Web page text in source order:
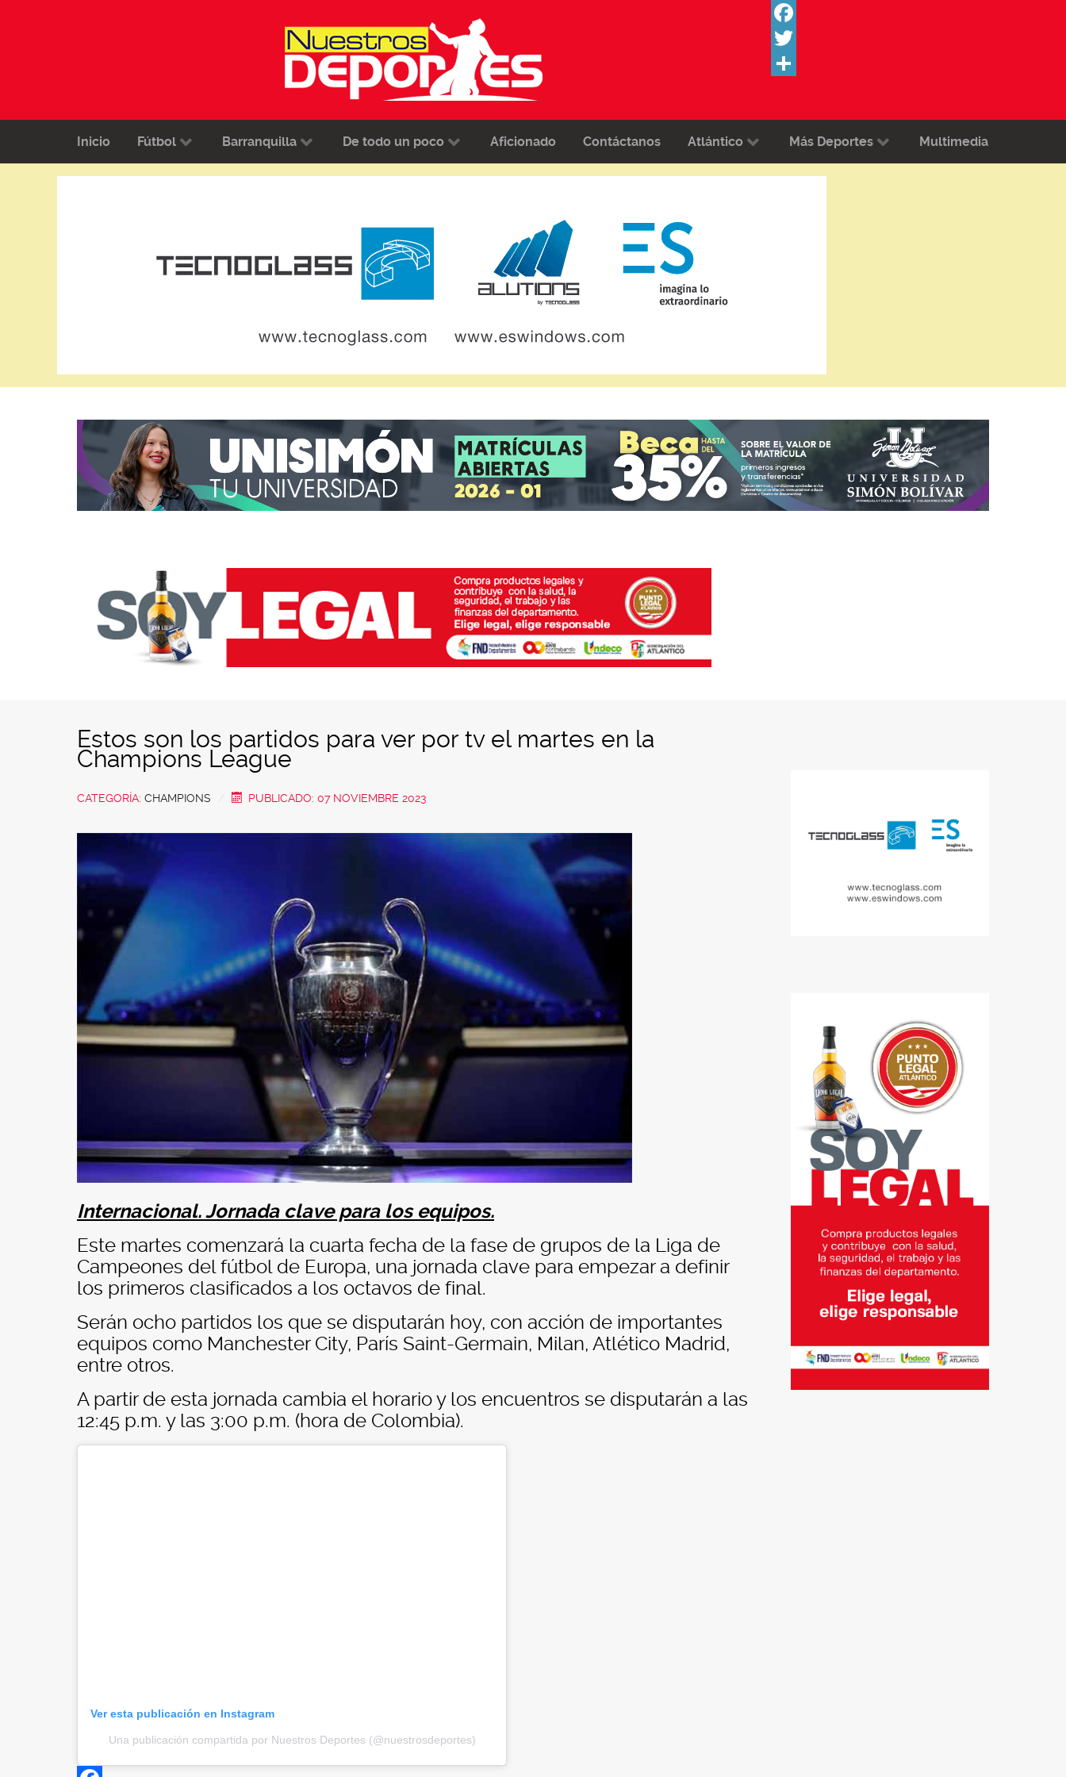
Facebook
Twitter
Inicio Fútbol Barranquilla De todo un poco Aficionado Contáctanos Atlántico Más Deportes Multimedia
Estos son los partidos para ver por tv el martes en la
Champions League
CATEGORÍA: CHAMPIONS PUBLICADO: 07 NOVIEMBRE 2023
Internacional. Jornada clave para los equipos.
Este martes comenzará la cuarta fecha de la fase de grupos de la Liga de
Campeones del fútbol de Europa, una jornada clave para empezar a definir
los primeros clasificados a los octavos de final.
Serán ocho partidos los que se disputarán hoy, con acción de importantes
equipos como Manchester City, París Saint-Germain, Milan, Atlético Madrid,
entre otros.
A partir de esta jornada cambia el horario y los encuentros se disputarán a las
12:45 p.m. y las 3:00 p.m. (hora de Colombia).
Ver esta publicación en Instagram
Una publicación compartida por Nuestros Deportes (@nuestrosdeportes)